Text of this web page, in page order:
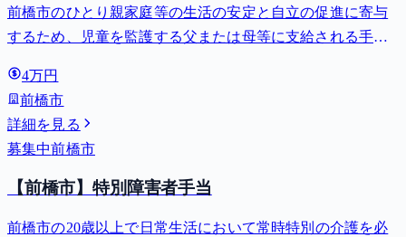
前橋市のひとり親家庭等の生活の安定と自立の促進に寄与
するため、児童を監護する父または母等に支給される手
4万円
前橋市
詳細を見る
募集中前橋市
【前橋市】特別障害者手当
前橋市の20歳以上で日常生活において常時特別の介護を必